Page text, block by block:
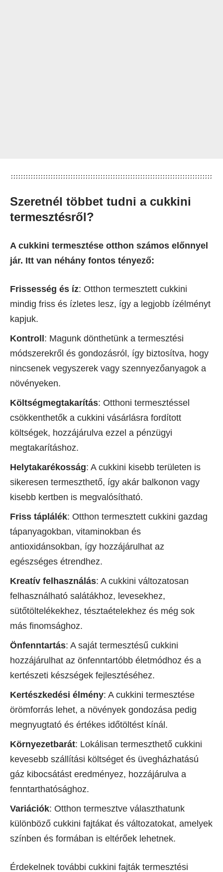
Szeretnél többet tudni a cukkini
termesztésről?
A cukkini termesztése otthon számos előnnyel
jár. Itt van néhány fontos tényező:
Frissesség és íz: Otthon termesztett cukkini
mindig friss és ízletes lesz, így a legjobb ízélményt
kapjuk.
Kontroll : Magunk dönthetünk a termesztési
módszerekről és gondozásról, így biztosítva, hogy
nincsenek vegyszerek vagy szennyezőanyagok a
növényeken.
Költségmegtakarítás: Otthoni termesztéssel
csökkenthetők a cukkini vásárlásra fordított
költségek, hozzájárulva ezzel a pénzügyi
megtakarításhoz.
Helytakarékosság: A cukkini kisebb területen is
sikeresen termeszthető, így akár balkonon vagy
kisebb kertben is megvalósítható.
Friss táplálék: Otthon termesztett cukkini gazdag
tápanyagokban, vitaminokban és
antioxidánsokban, így hozzájárulhat az
egészséges étrendhez.
Kreatív felhasználás: A cukkini változatosan
felhasználható salátákhoz, levesekhez,
sütőtöltelékekhez, tésztaételekhez és még sok
más finomsághoz.
Önfenntartás: A saját termesztésű cukkini
hozzájárulhat az önfenntartóbb életmódhoz és a
kertészeti készségek fejlesztéséhez.
Kertészkedési élmény: A cukkini termesztése
örömforrás lehet, a növények gondozása pedig
megnyugtató és értékes időtöltést kínál.
Környezetbarát: Lokálisan termeszthető cukkini
kevesebb szállítási költséget és üvegházhatású
gáz kibocsátást eredményez, hozzájárulva a
fenntarthatósághoz.
Variációk: Otthon termesztve választhatunk
különböző cukkini fajtákat és változatokat, amelyek
színben és formában is eltérőek lehetnek.
Érdekelnek további cukkini fajták termesztési